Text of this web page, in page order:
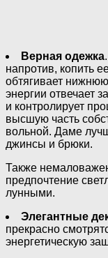
Верная одежка
напротив, копить
обтягивает
энергии отвечает
и контролирует
высшую часть
вольной. Даме
джинсы и брюки.
Также
предпочтение
лунными.
Элегантные
прекрасно
энергетическую